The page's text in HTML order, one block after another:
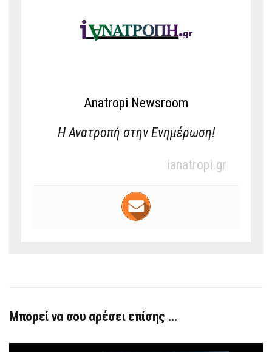
Anatropi Newsroom
Η Ανατροπή στην Ενημέρωση!
ianatropi.gr
Μπορεί να σου αρέσει επίσης …